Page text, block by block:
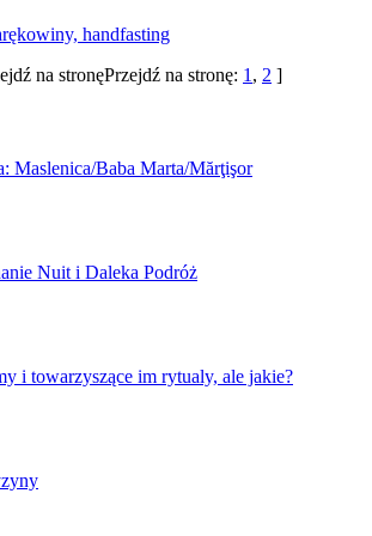
handfasting
Przejdź na stronę: 1 , 2 ]
Maslenica/Baba Marta/Mărţişor
Nuit i Daleka Podróż
i towarzyszące im rytualy, ale jakie?